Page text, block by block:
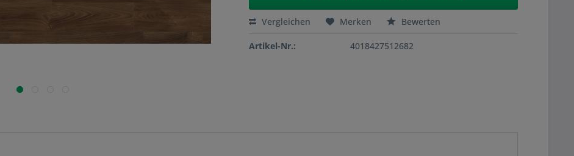
Vergleichen Merken Bewerten
Artikel-Nr.: 4018427512682